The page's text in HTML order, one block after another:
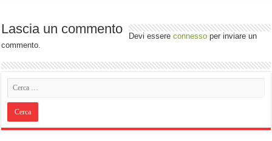
Lascia un commento Devi essereconnesso per inviare un
commento.